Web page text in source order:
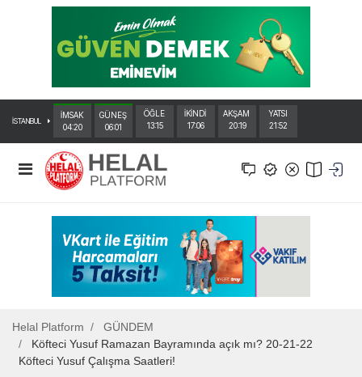
İSTANBUL
İMSAK
04:20
GÜNEŞ
06:01
ÖĞLE
13:15
İKİNDİ
17:06
AKŞAM
20:19
YATSI
21:52
Helal Platform
GÜNDEM
Köfteci Yusuf Ramazan Bayramında açık mı? 20-21-22
Köfteci Yusuf Çalışma Saatleri!